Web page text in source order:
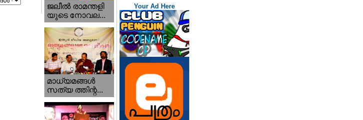
ജലീല്‍ രാമന്തളി
യുടെ നോവല...
മാധ്യമങ്ങള്‍
സത്യ ത്തിന്റ...
Your Ad Here